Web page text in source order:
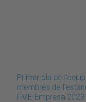
Primer pla de
membres de
FME-Empresa 2023